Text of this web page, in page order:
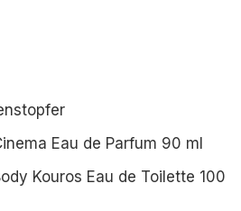
Eau de Parfum 90 ml
Kouros Eau de Toilette 100